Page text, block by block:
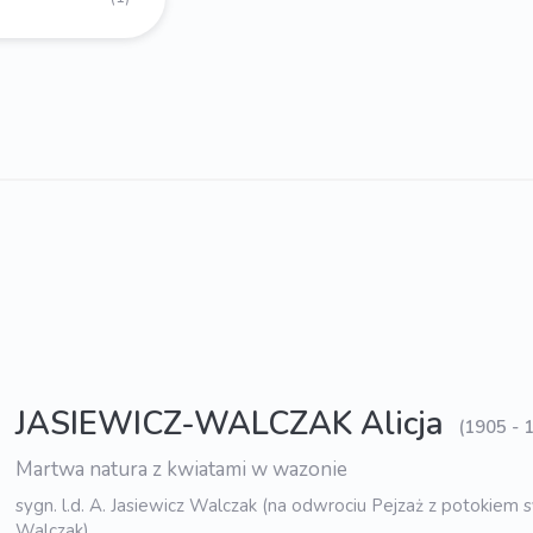
JASIEWICZ-WALCZAK Alicja (1905 -
Martwa natura z kwiatami w wazonie
sygn. l.d. A. Jasiewicz Walczak (na odwrociu Pejzaż z potokiem